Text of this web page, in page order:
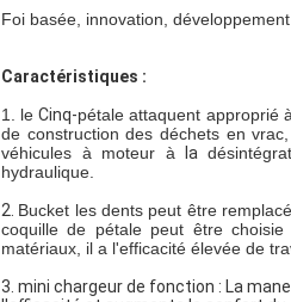
Foi basée, innovation,
Caractéristiques :
1. le Cinq-pétale attaquent approprié à
de construction des déchets en
véhicules à moteur à la
hydraulique.
2. Bucket les dents peut être
coquille de pétale peut être
matériaux, il a l'efficacité élevée de
3. mini chargeur de fonction : La